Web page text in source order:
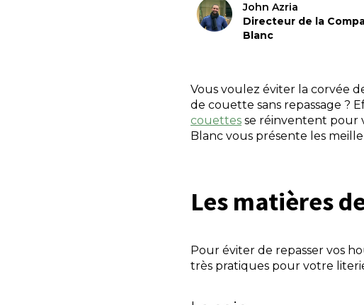
John Azria
Directeur de la
Blanc
Vous voulez éviter la corvée
de couette sans repassage ?
couettes se réinventent pour
Blanc vous présente les
Les matières
Pour éviter de repasser vos
très pratiques pour votre